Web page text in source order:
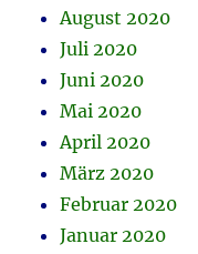
August 2020
Juli 2020
Juni 2020
Mai 2020
April 2020
März 2020
Februar 2020
Januar 2020